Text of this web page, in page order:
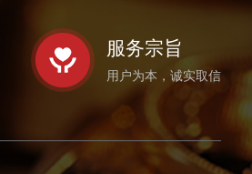
服务宗旨
用户为本，诚实取信